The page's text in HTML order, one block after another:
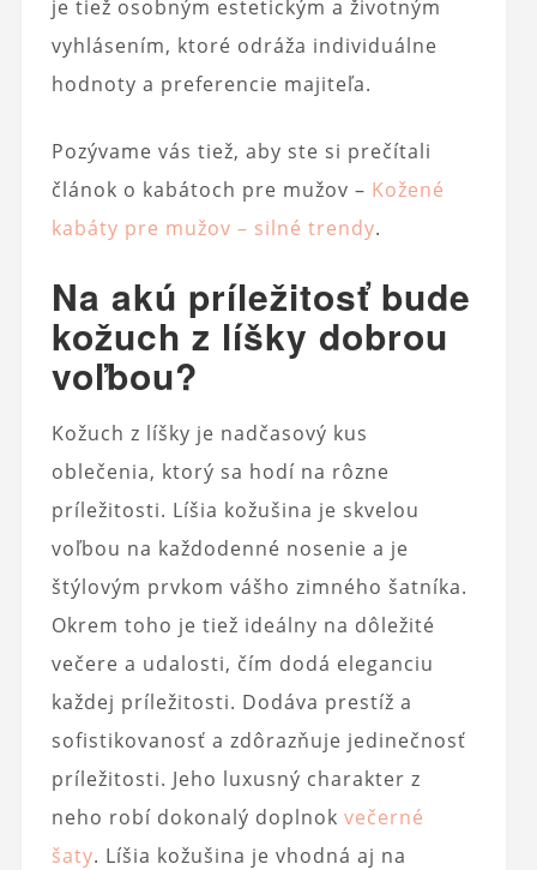
je tiež osobným estetickým a životným
vyhlásením, ktoré odráža individuálne
hodnoty a preferencie majiteľa.
Pozývame vás tiež, aby ste si prečítali
článok o kabátoch pre mužov – Kožené
kabáty pre mužov – silné trendy.
Na akú príležitosť bude
kožuch z líšky dobrou
voľbou?
Kožuch z líšky je nadčasový kus
oblečenia, ktorý sa hodí na rôzne
príležitosti. Líšia kožušina je skvelou
voľbou na každodenné nosenie a je
štýlovým prvkom vášho zimného šatníka.
Okrem toho je tiež ideálny na dôležité
večere a udalosti, čím dodá eleganciu
každej príležitosti. Dodáva prestíž a
sofistikovanosť a zdôrazňuje jedinečnosť
príležitosti. Jeho luxusný charakter z
neho robí dokonalý doplnok večerné
šaty. Líšia kožušina je vhodná aj na